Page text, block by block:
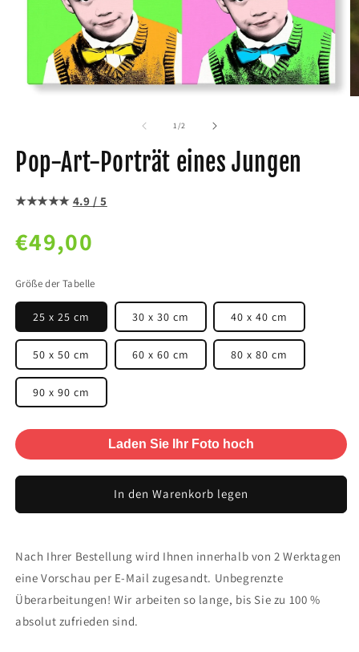
1/von
2
Pop-Art-Porträt eines Jungen
★★★★★ 4.9 / 5
Normaler
Preis
€49,00
Größe der Tabelle
25 x 25 cm 30 x 30 cm 40 x 40 cm
50 x 50 cm 60 x 60 cm 80 x 80 cm
90 x 90 cm
Laden Sie Ihr Foto hoch
In den Warenkorb legen
Nach Ihrer Bestellung wird Ihnen innerhalb von 2 Werktagen
eine Vorschau per E-Mail zugesandt. Unbegrenzte
Überarbeitungen! Wir arbeiten so lange, bis Sie zu 100 %
absolut zufrieden sind.